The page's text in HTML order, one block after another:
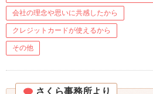
会社の理念や思いに共感したから
クレジットカードが使えるから
その他
さくら事務所より